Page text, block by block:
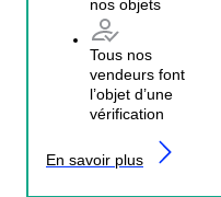
nos objets
Tous nos
vendeurs font
l’objet d’une
vérification
En savoir plus